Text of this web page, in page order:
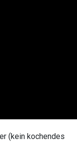
(kein kochendes